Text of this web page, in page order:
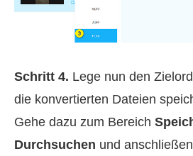
Schritt 4. Lege nun den
die konvertierten Dateien
Gehe dazu zum Bereich
Durchsuchen und